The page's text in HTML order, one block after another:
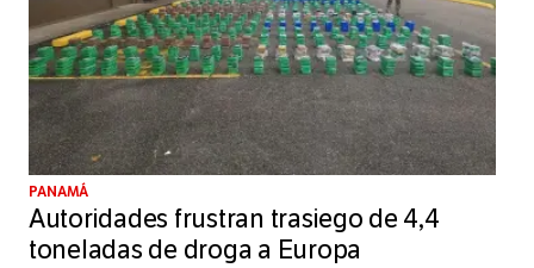
PANAMÁ
Autoridades frustran trasiego de 4,4
toneladas de droga a Europa